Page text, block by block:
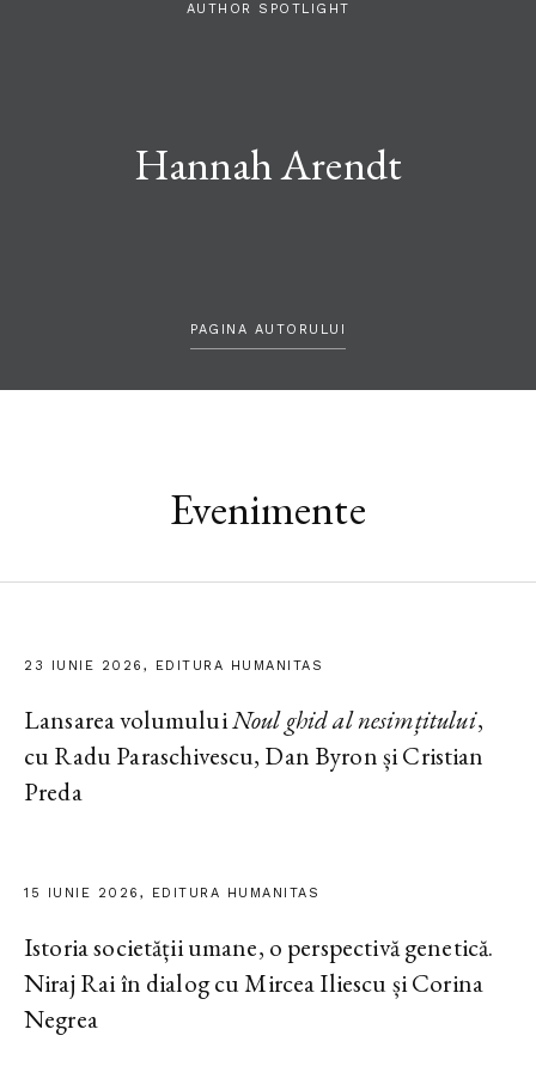
AUTHOR SPOTLIGHT
Hannah Arendt
PAGINA AUTORULUI
Evenimente
23 IUNIE 2026, EDITURA HUMANITAS
Lansarea volumuluiNoul ghid al nesimțitului,
cu Radu Paraschivescu, Dan Byron și Cristian
Preda
15 IUNIE 2026, EDITURA HUMANITAS
Istoria societății umane, o perspectivă genetică.
Niraj Rai în dialog cu Mircea Iliescu și Corina
Negrea